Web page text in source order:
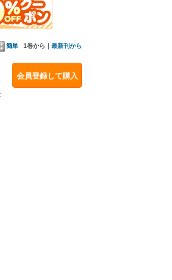
簡単 1巻から｜ 最新刊から
会員登録して購入